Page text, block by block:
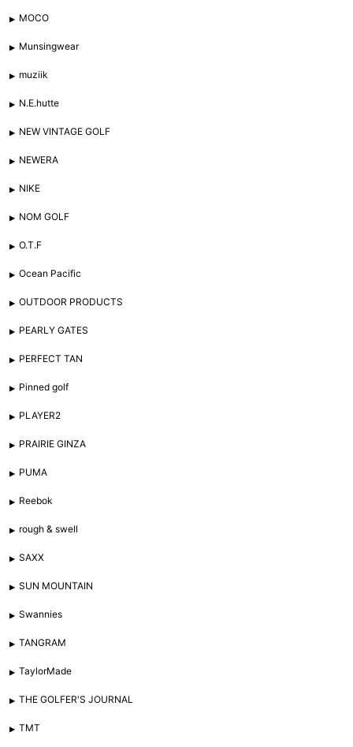
MOCO
Munsingwear
muziik
N.E.hutte
NEW VINTAGE GOLF
NEWERA
NIKE
NOM GOLF
O.T.F
Ocean Pacific
OUTDOOR PRODUCTS
PEARLY GATES
PERFECT TAN
Pinned golf
PLAYER2
PRAIRIE GINZA
PUMA
Reebok
rough & swell
SAXX
SUN MOUNTAIN
Swannies
TANGRAM
TaylorMade
THE GOLFER'S JOURNAL
TMT